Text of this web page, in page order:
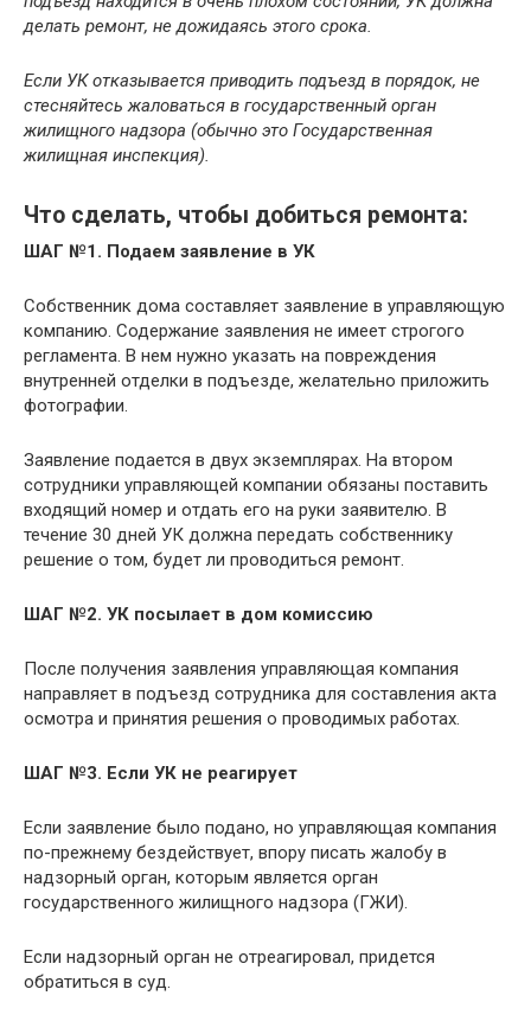
делать ремонт, не дожидаясь этого срока.
Если УК отказывается приводить подъезд в порядок, не
стесняйтесь жаловаться в государственный орган
жилищного надзора (обычно это Государственная
жилищная инспекция).
Что сделать, чтобы добиться ремонта:
ШАГ №1. Подаем заявление в УК
Собственник дома составляет заявление в управляющую
компанию. Содержание заявления не имеет строгого
регламента. В нем нужно указать на повреждения
внутренней отделки в подъезде, желательно приложить
фотографии.
Заявление подается в двух экземплярах. На втором
сотрудники управляющей компании обязаны поставить
входящий номер и отдать его на руки заявителю. В
течение 30 дней УК должна передать собственнику
решение о том, будет ли проводиться ремонт.
ШАГ №2. УК посылает в дом комиссию
После получения заявления управляющая компания
направляет в подъезд сотрудника для составления акта
осмотра и принятия решения о проводимых работах.
ШАГ №3. Если УК не реагирует
Если заявление было подано, но управляющая компания
по-прежнему бездействует, впору писать жалобу в
надзорный орган, которым является орган
государственного жилищного надзора (ГЖИ).
Если надзорный орган не отреагировал, придется
обратиться в суд.